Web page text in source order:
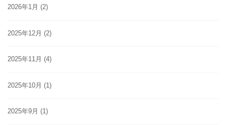
2026年1月 (2)
2025年12月 (2)
2025年11月 (4)
2025年10月 (1)
2025年9月 (1)